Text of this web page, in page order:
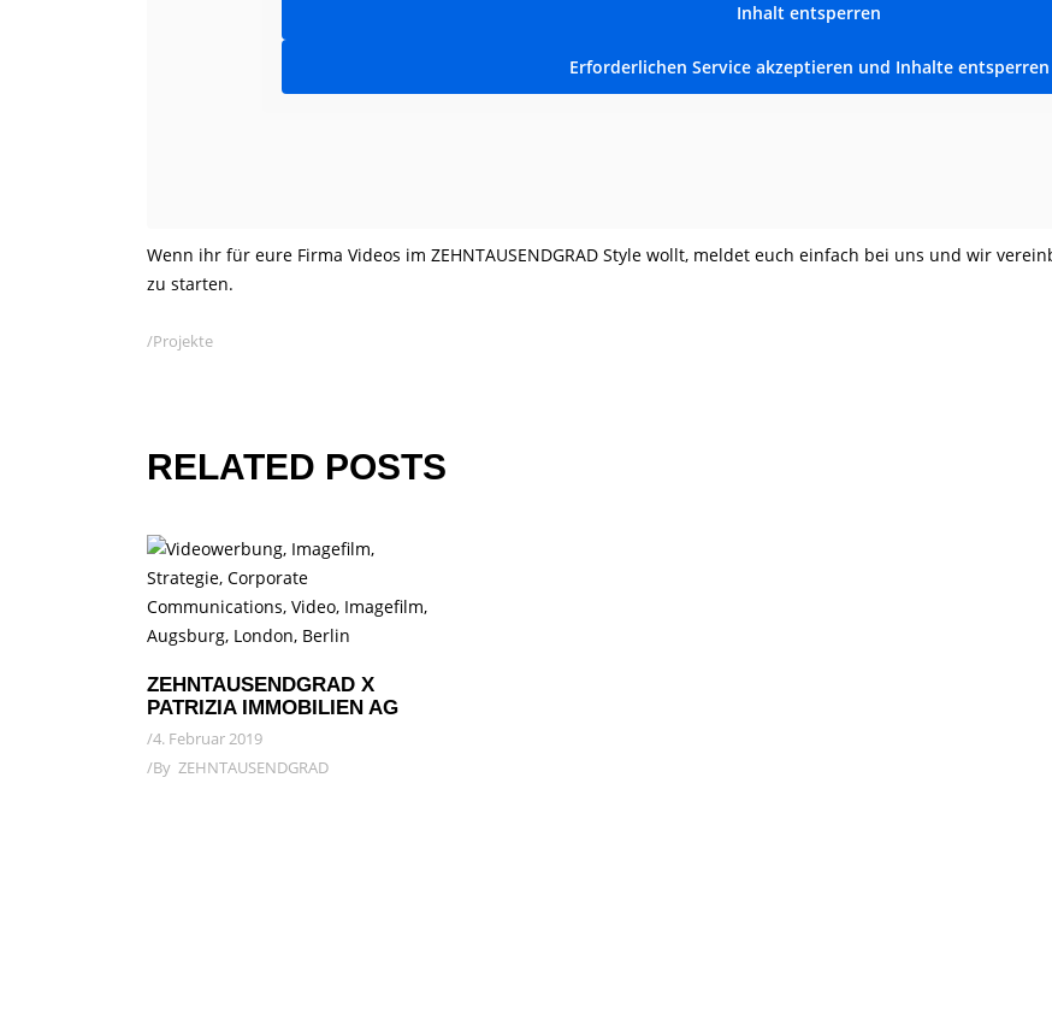
Inhalt entsperren
Erforderlichen Service akzeptieren und Inhalte entsperren
Wenn ihr für eure Firma Videos im ZEHNTAUSENDGRAD Style wollt, meldet euch einfach bei uns und wir
zu starten.
Projekte
RELATED POSTS
ZEHNTAUSENDGRAD X
PATRIZIA IMMOBILIEN AG
4. Februar 2019
By ZEHNTAUSENDGRAD